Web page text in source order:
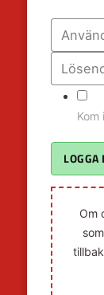
Kom
LOGGA
Om